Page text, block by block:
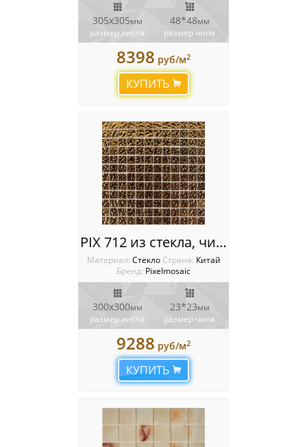
305x305мм
размер листа
48*48мм
размер чипа
8398 руб/м2
КУПИТЬ
PIX 712 из стекла, чип 23x23 мм, сетка 300х300x4 мм
Материал: Стекло Cтрана: Китай
Бренд: Pixelmosaic
300х300мм
размер листа
23*23мм
размер чипа
9288 руб/м2
КУПИТЬ